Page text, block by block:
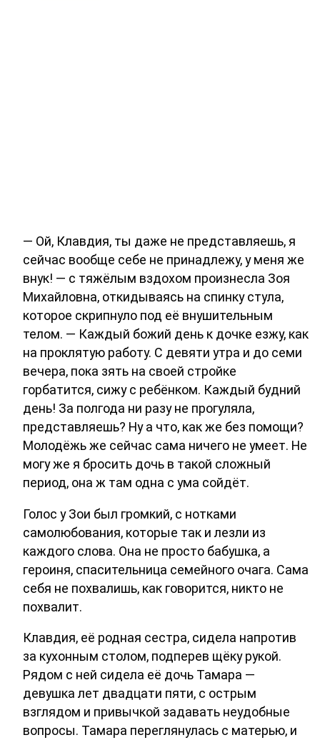
— Ой, Клавдия, ты даже не представляешь, я
сейчас вообще себе не принадлежу, у меня же
внук! — с тяжёлым вздохом произнесла Зоя
Михайловна, откидываясь на спинку стула,
которое скрипнуло под её внушительным
телом. — Каждый божий день к дочке езжу, как
на проклятую работу. С девяти утра и до семи
вечера, пока зять на своей стройке
горбатится, сижу с ребёнком. Каждый будний
день! За полгода ни разу не прогуляла,
представляешь? Ну а что, как же без помощи?
Молодёжь же сейчас сама ничего не умеет. Не
могу же я бросить дочь в такой сложный
период, она ж там одна с ума сойдёт.
Голос у Зои был громкий, с нотками
самолюбования, которые так и лезли из
каждого слова. Она не просто бабушка, а
героиня, спасительница семейного очага. Сама
себя не похвалишь, как говорится, никто не
похвалит.
Клавдия, её родная сестра, сидела напротив
за кухонным столом, подперев щёку рукой.
Рядом с ней сидела её дочь Тамара —
девушка лет двадцати пяти, с острым
взглядом и привычкой задавать неудобные
вопросы. Тамара переглянулась с матерью, и